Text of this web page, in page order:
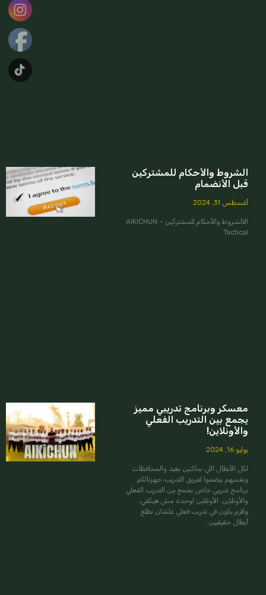
الشروط والأحكام للمشتركين
قبل الأنضمام
أغسطس 31, 2024
الالشروط والأحكام للمشتركين – AIKICHUN
Tactical
معسكر وبرنامج تدريبي مميز
يجمع بين التدريب الفعلي
والأونلاين!
يوليو 16, 2024
لكل الأبطال اللي ساكنين بعيد والمحافظات
ونفسهم ينضموا لفريق التدريب، جهزنالكم
برنامج تدريبي خاص يجمع بين التدريب الفعلي
والأونلاين. الأونلاين لوحده مش هيكفي،
ولازم يكون في تدريب فعلي علشان نطلع
أبطال حقيقيين.